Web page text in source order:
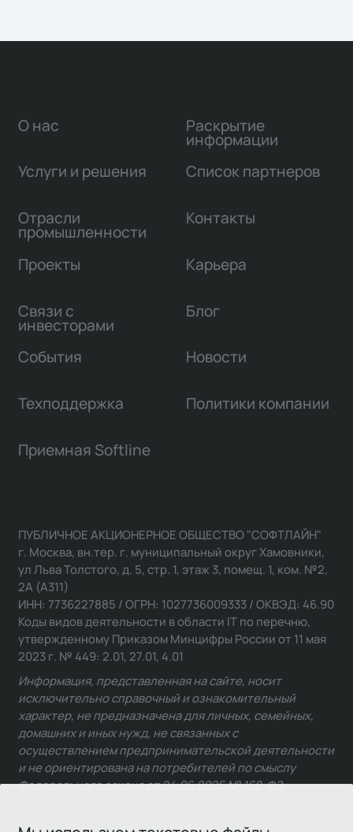
О нас
Услуги и решения
Отрасли
промышленности
Проекты
Связи с
инвесторами
Раскрытие
информации
Список партнеров
Контакты
Карьера
Блог
События Новости
Техподдержка Политики компании
Приемная Softline
ПУБЛИЧНОЕ АКЦИОНЕРНОЕ ОБЩЕСТВО "СОФТЛАЙН"
г. Москва, вн.тер. г. муниципальный округ Хамовники,
ул Льва Толстого, д. 5, стр. 1, этаж 3, помещ. 1, ком. №2,
2А (А311)
ИНН: 7736227885 / ОГРН: 1027736009333 / ОКВЭД: 46.90
Коды видов деятельности в области IT по перечню,
утвержденному Приказом Минцифры России от 11 мая
2023 г. № 449: 2.01, 27.01, 4.01
Информация, представленная на сайте, носит
исключительно справочный и ознакомительный
характер, не предназначена для личных, семейных,
домашних и иных нужд, не связанных с
осуществлением предпринимательской деятельности
и не ориентирована на потребителей по смыслу
Федерального закона от 24.06.2025 № 168-ФЗ.